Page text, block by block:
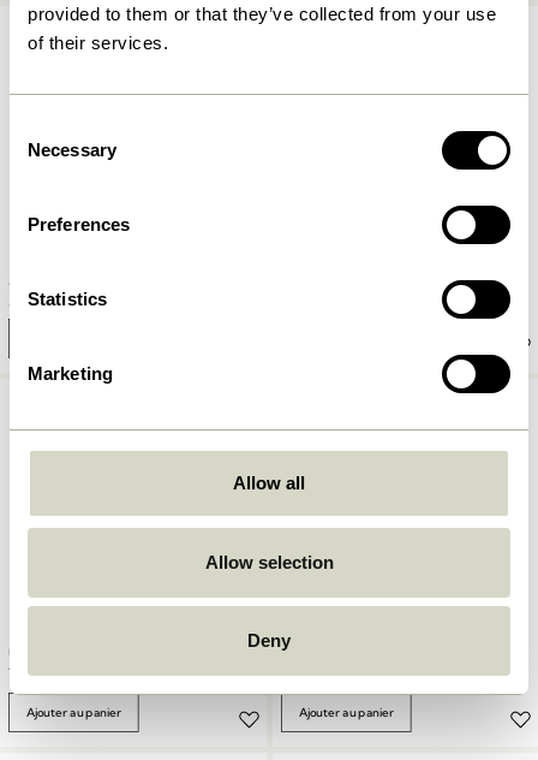
provided to them or that they’ve collected from your use
of their services.
Selection
Necessary
Preferences
Statistics
Marketing
Allow all
Allow selection
Deny
Seize Table basse Naturel
3.299,00kr.
Utility Bureau Naturel
7.349,00kr.
Ajouter au panier
Geo Table à manger Naturel
4.899,00kr.
Ajouter au panier